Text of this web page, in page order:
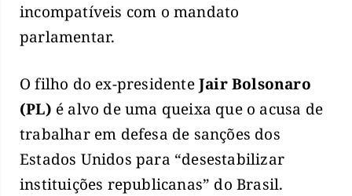
incompatíveis com o mandato
parlamentar.
O filho do ex-presidenteJair Bolsonaro
(PL) é alvo de uma queixa que o acusa de
trabalhar em defesa de sanções dos
Estados Unidos para “desestabilizar
instituições republicanas” do Brasil.